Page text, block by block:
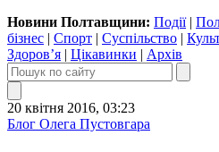
Новини Полтавщини: Події|
бізнес | Спорт | Суспільство |
Здоров’я | Цікавинки | Архів
20 квітня 2016, 03:23
Блог Олега Пустовгара